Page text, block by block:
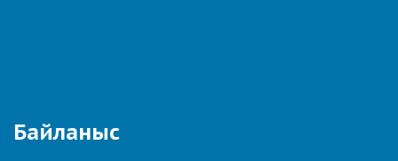
Байланыс